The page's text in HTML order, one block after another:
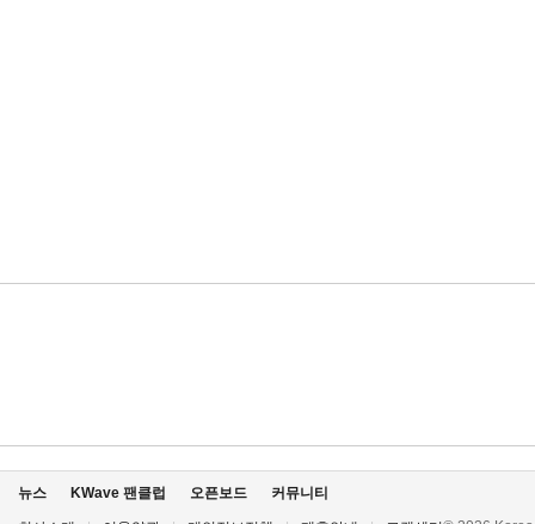
뉴스 KWave 팬클럽 오픈보드 커뮤니티